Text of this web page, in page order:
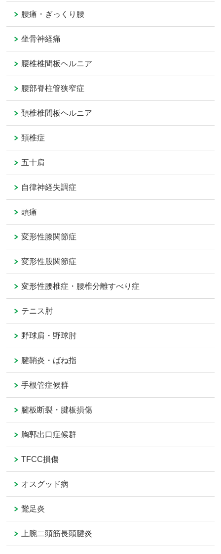
腰痛・ぎっくり腰
坐骨神経痛
腰椎椎間板ヘルニア
腰部脊柱管狭窄症
頚椎椎間板ヘルニア
頚椎症
五十肩
自律神経失調症
頭痛
変形性膝関節症
変形性股関節症
変形性腰椎症・腰椎分離すべり症
テニス肘
野球肩・野球肘
腱鞘炎・ばね指
手根管症候群
腱板断裂・腱板損傷
胸郭出口症候群
TFCC損傷
オスグッド病
鵞足炎
上腕二頭筋長頭腱炎